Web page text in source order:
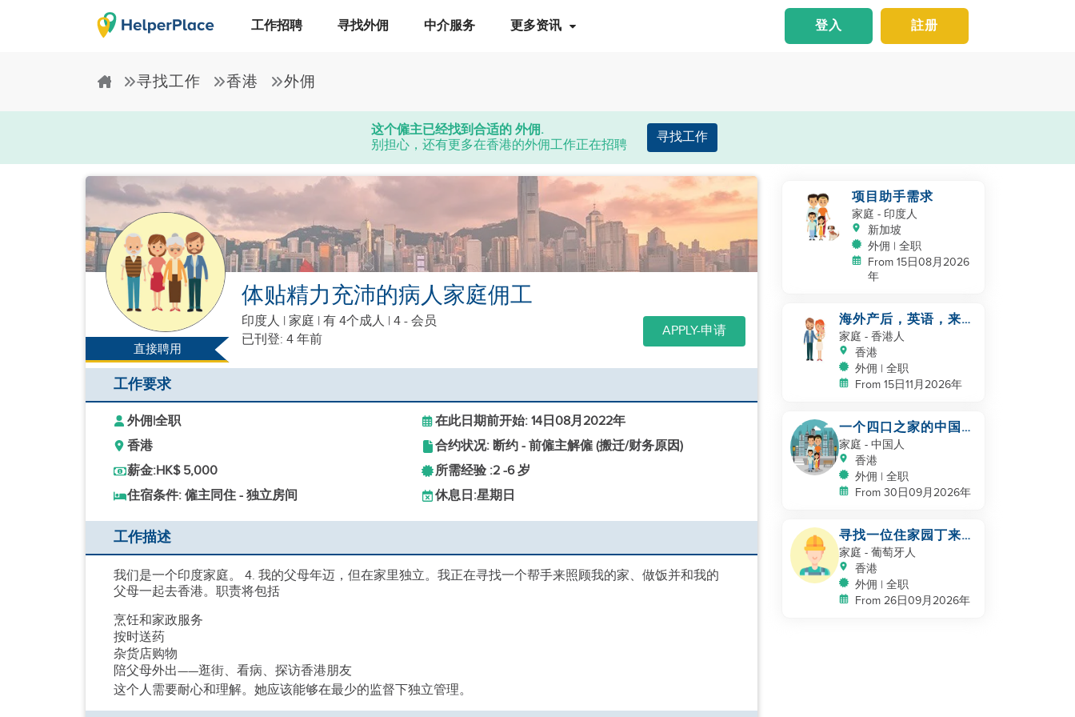
工作招聘 寻找外佣 中介服务 更多资讯 註册
登入
寻找工作 香港 外佣
这个僱主已经找到合适的 外佣.
别担心，还有更多在香港的外佣工作正在招聘
寻找工作
直接聘用
体贴精力充沛的病人家庭佣工
印度人 | 家庭 | 有 4个成人 | 4 - 会员
已刊登: 4 年前
APPLY-申请
工作要求
外佣|全职
在此日期前开始: 14日08月2022年
香港
合约状况: 断约 - 前僱主解僱 (搬迁/财务原因)
薪金:HK$ 5,000 所需经验 :2 -6 岁
住宿条件: 僱主同住 - 独立房间
休息日:星期日
工作描述
我们是一个印度家庭。 4. 我的父母年迈，但在家里独立。我正在寻找一个帮手来照顾我的家、做饭并和我的
父母一起去香港。职责将包括
烹饪和家政服务
按时送药
杂货店购物
陪父母外出——逛街、看病、探访香港朋友
这个人需要耐心和理解。她应该能够在最少的监督下独立管理。
项目助手需求
家庭 - 印度人
新加坡
外佣 | 全职
From 15日08月2026
年
海外产后，英语，来自
香港/新加坡/马来西亚/
台湾，照顾新生儿
家庭 - 香港人
香港
外佣 | 全职
From 15日11月2026年
一个四口之家的中国家
庭急需找帮手
家庭 - 中国人
香港
外佣 | 全职
From 30日09月2026年
寻找一位住家园丁来管
理我的花园
家庭 - 葡萄牙人
香港
外佣 | 全职
From 26日09月2026年